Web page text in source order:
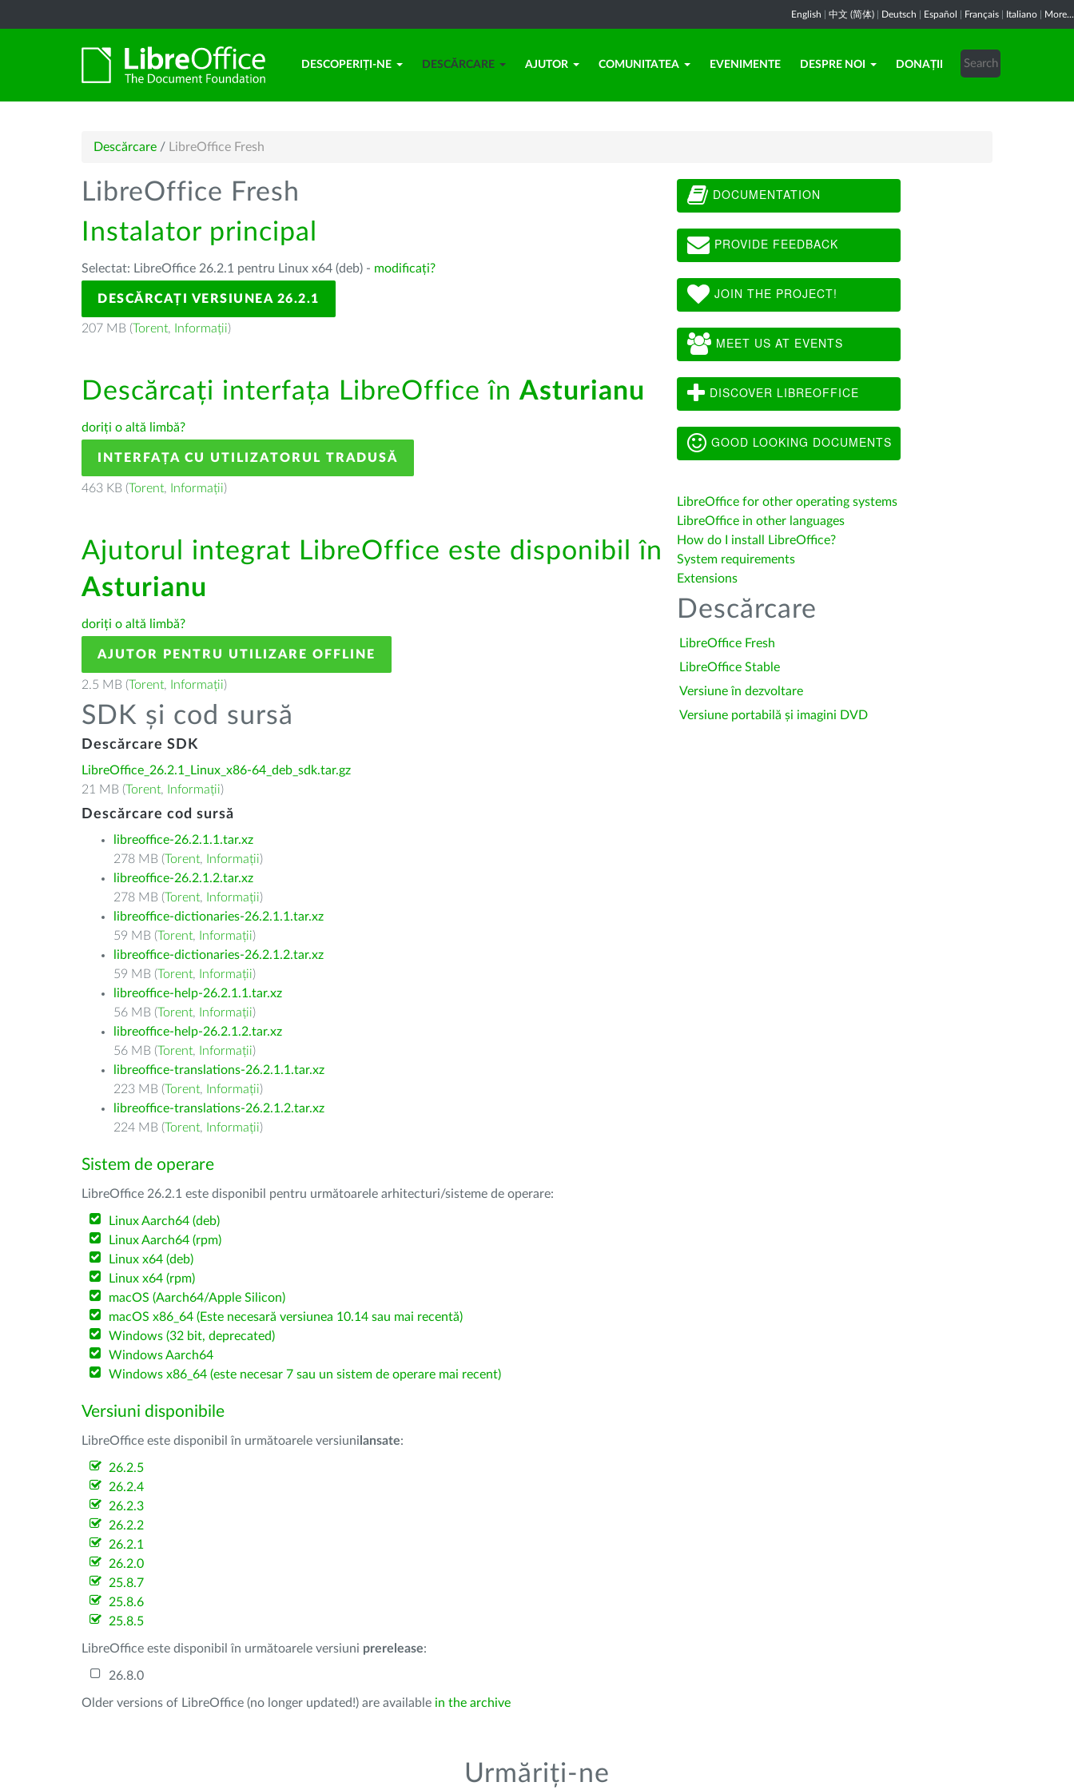
English 中文 (简体) Deutsch Español Français Italiano More...
DESCOPERIȚI-NE DESCĂRCARE AJUTOR COMUNITATEA EVENIMENTE DESPRE NOI DONAȚII
Descărcare / LibreOffice Fresh
LibreOffice Fresh
Instalator principal
Selectat: LibreOffice 26.2.1 pentru Linux x64 (deb) - modificați?
DESCĂRCAȚI VERSIUNEA 26.2.1
207 MB (Torent, Informații)
Descărcați interfața LibreOffice în Asturianu
doriți o altă limbă?
INTERFAȚA CU UTILIZATORUL TRADUSĂ
463 KB (Torent, Informații)
Ajutorul integrat LibreOffice este disponibil în
Asturianu
doriți o altă limbă?
AJUTOR PENTRU UTILIZARE OFFLINE
2.5 MB (Torent, Informații)
SDK și cod sursă
Descărcare SDK
LibreOffice_26.2.1_Linux_x86-64_deb_sdk.tar.gz
21 MB (Torent, Informații)
Descărcare cod sursă
libreoffice-26.2.1.1.tar.xz
278 MB (Torent, Informații)
libreoffice-26.2.1.2.tar.xz
278 MB (Torent, Informații)
libreoffice-dictionaries-26.2.1.1.tar.xz
59 MB (Torent, Informații)
libreoffice-dictionaries-26.2.1.2.tar.xz
59 MB (Torent, Informații)
libreoffice-help-26.2.1.1.tar.xz
56 MB (Torent, Informații)
libreoffice-help-26.2.1.2.tar.xz
56 MB (Torent, Informații)
libreoffice-translations-26.2.1.1.tar.xz
223 MB (Torent, Informații)
libreoffice-translations-26.2.1.2.tar.xz
224 MB (Torent, Informații)
Sistem de operare
LibreOffice 26.2.1 este disponibil pentru următoarele arhitecturi/sisteme de operare:
Linux Aarch64 (deb)
Linux Aarch64 (rpm)
Linux x64 (deb)
Linux x64 (rpm)
macOS (Aarch64/Apple Silicon)
macOS x86_64 (Este necesară versiunea 10.14 sau mai recentă)
Windows (32 bit, deprecated)
Windows Aarch64
Windows x86_64 (este necesar 7 sau un sistem de operare mai recent)
Versiuni disponibile
LibreOffice este disponibil în următoarele versiuni lansate:
26.2.5
26.2.4
26.2.3
26.2.2
26.2.1
26.2.0
25.8.7
25.8.6
25.8.5
LibreOffice este disponibil în următoarele versiuni prerelease:
26.8.0
Older versions of LibreOffice (no longer updated!) are available in the archive
DOCUMENTATION
PROVIDE FEEDBACK
JOIN THE PROJECT!
MEET US AT EVENTS
DISCOVER LIBREOFFICE
GOOD LOOKING DOCUMENTS
LibreOffice for other operating systems
LibreOffice in other languages
How do I install LibreOffice?
System requirements
Extensions
Descărcare
LibreOffice Fresh
LibreOffice Stable
Versiune în dezvoltare
Versiune portabilă și imagini DVD
Urmăriți-ne